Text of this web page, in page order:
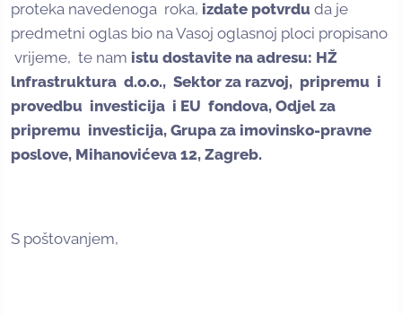
proteka navedenoga roka, izdate potvrdu da je
predmetni oglas bio na Vasoj oglasnoj ploci propisano
vrijeme, te nam istu dostavite na adresu: HŽ
lnfrastruktura d.o.o., Sektor za razvoj, pripremu i
provedbu investicija i EU fondova, Odjel za
pripremu investicija, Grupa za imovinsko-pravne
poslove, Mihanovićeva 12, Zagreb.
S poštovanjem,